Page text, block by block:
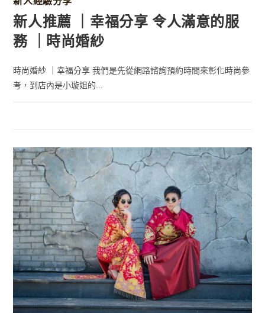
新人推薦 ｜幸福分享 令人滿意的服
務 ｜時尚婚紗
時尚婚紗 ｜幸福分享 我們是先從網路諮詢預約時間來彰化時尚參
考，到店內是小璇姐的...